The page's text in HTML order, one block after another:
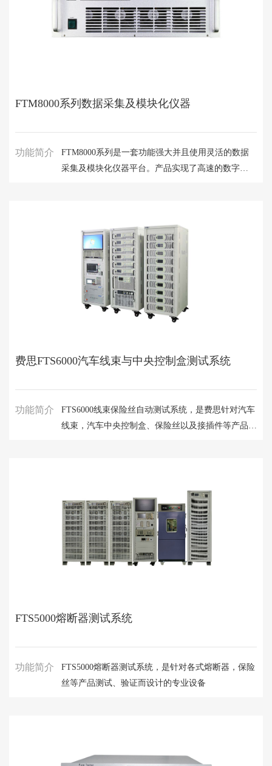
FTM8000系列数据采集及模块化仪器
功能简介
FTM8000系列是一套功能强大并且使用灵活的数据
采集及模块化仪器平台。产品实现了高速的数字
费思FTS6000汽车线束与中央控制盒测试系统
功能简介
FTS6000线束保险丝自动测试系统，是费思针对汽车
线束，汽车中央控制盒、保险丝以及接插件等产品测
FTS5000熔断器测试系统
功能简介
FTS5000熔断器测试系统，是针对各式熔断器，保险
丝等产品测试、验证而设计的专业设备